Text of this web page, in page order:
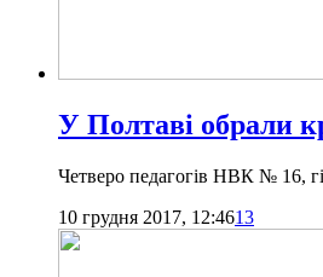
У Полтаві обрали
Четверо педагогів НВК № 16,
10 грудня 2017, 12:4613